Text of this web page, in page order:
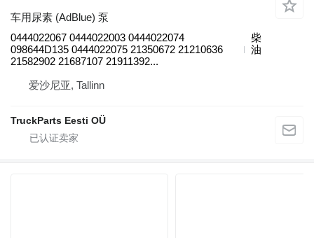
车用尿素 (AdBlue) 泵
0444022067 0444022003 0444022074
098644D135 0444022075 21350672 21210636
21582902 21687107 21911392...
柴
油
爱沙尼亚, Tallinn
TruckParts Eesti OÜ